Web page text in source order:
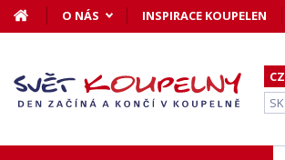
O NÁS INSPIRACE KOUPELEN
CZ
SK